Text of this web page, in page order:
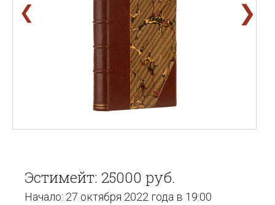
❮ ❯
Эстимейт: 25000 руб.
Начало: 27 октября 2022 года в 19:00